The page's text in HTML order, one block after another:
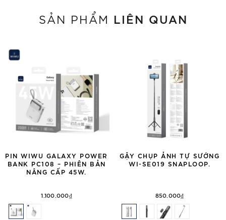
SẢN PHẨM LIÊN QUAN
PIN WIWU GALAXY POWER
BANK PC108 – PHIÊN BẢN
NÂNG CẤP 45W.
1.100.000₫
GẬY CHỤP ẢNH TỰ SƯỚNG
WI-SE019 SNAPLOOP.
850.000₫